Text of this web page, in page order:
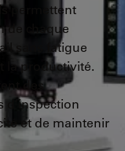
permettent
de chaque
sans fatigue
la productivité.
des
et de maintenir